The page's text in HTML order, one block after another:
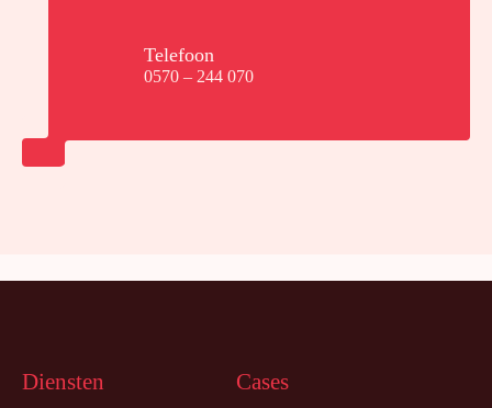
Telefoon
0570 – 244 070
Diensten Cases